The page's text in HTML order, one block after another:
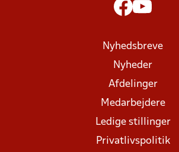
Nyhedsbreve
Nyheder
Afdelinger
Medarbejdere
Ledige stillinger
Privatlivspolitik